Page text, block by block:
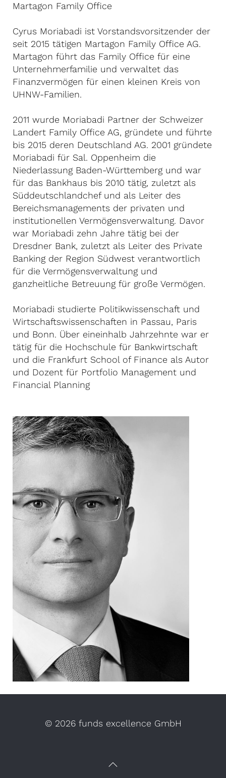
Martagon Family Office
Cyrus Moriabadi ist Vorstandsvorsitzender der
seit 2015 tätigen Martagon Family Office AG.
Martagon führt das Family Office für eine
Unternehmerfamilie und verwaltet das
Finanzvermögen für einen kleinen Kreis von
UHNW-Familien.
2011 wurde Moriabadi Partner der Schweizer
Landert Family Office AG, gründete und führte
bis 2015 deren Deutschland AG. 2001 gründete
Moriabadi für Sal. Oppenheim die
Niederlassung Baden-Württemberg und war
für das Bankhaus bis 2010 tätig, zuletzt als
Süddeutschlandchef und als Leiter des
Bereichsmanagements der privaten und
institutionellen Vermögensverwaltung. Davor
war Moriabadi zehn Jahre tätig bei der
Dresdner Bank, zuletzt als Leiter des Private
Banking der Region Südwest verantwortlich
für die Vermögensverwaltung und
ganzheitliche Betreuung für große Vermögen.
Moriabadi studierte Politikwissenschaft und
Wirtschaftswissenschaften in Passau, Paris
und Bonn. Über eineinhalb Jahrzehnte war er
tätig für die Hochschule für Bankwirtschaft
und die Frankfurt School of Finance als Autor
und Dozent für Portfolio Management und
Financial Planning
© 2026 funds excellence GmbH